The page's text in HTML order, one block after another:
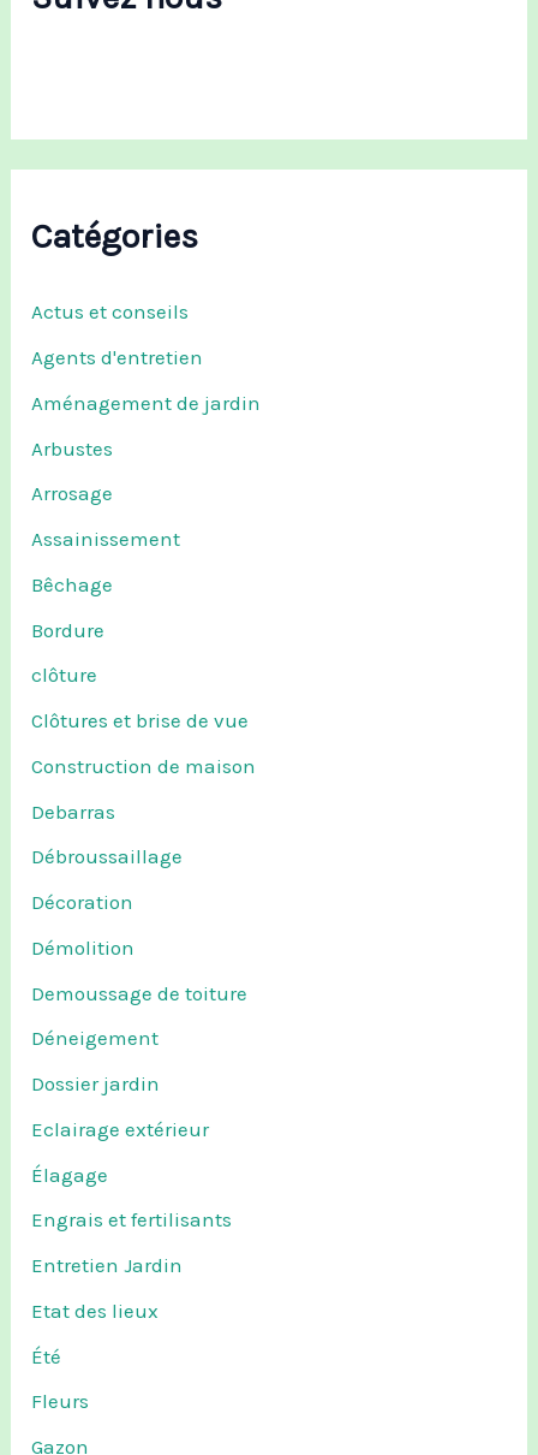
e
Catégories
Actus et conseils
Agents d'entretien
Aménagement de jardin
Arbustes
Arrosage
Assainissement
Bêchage
Bordure
clôture
Clôtures et brise de vue
Construction de maison
Debarras
Débroussaillage
Décoration
Démolition
Demoussage de toiture
Déneigement
Dossier jardin
Eclairage extérieur
Élagage
Engrais et fertilisants
Entretien Jardin
Etat des lieux
Été
Fleurs
Gazon